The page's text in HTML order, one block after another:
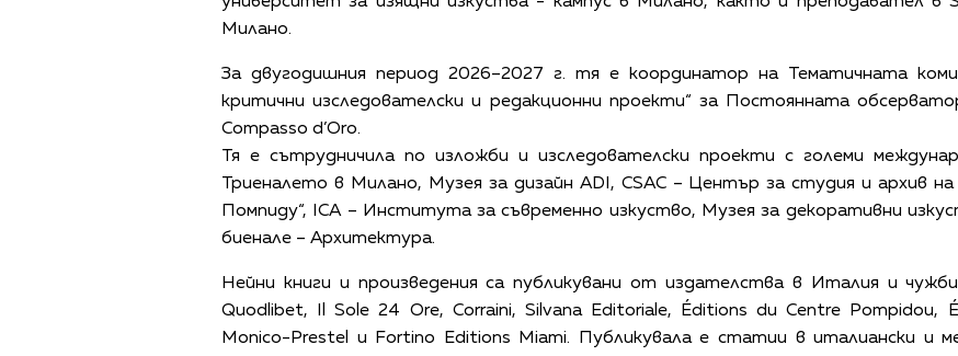
Милано.
За двугодишния период 2026–2027 г. тя е координатор на Тематичната
критични изследователски и редакционни проекти“ за Постоянната
Compasso d’Oro.
Тя е сътрудничила по изложби и изследователски проекти с големи
Триеналето в Милано, Музея за дизайн ADI, CSAC – Център за студия и архив
Помпиду“, ICA – Института за съвременно изкуство, Музея за декоративни
биенале – Архитектура.
Нейни книги и произведения са публикувани от издателства в Италия и
Quodlibet, Il Sole 24 Ore, Corraini, Silvana Editoriale, Éditions du Centre Pompidou,
Monico-Prestel и Fortino Editions Miami. Публикувала е статии в италиански и